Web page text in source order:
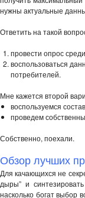
нужны актуальные
Ответить на такой
провести опрос
воспользоваться
потребителей.
Мне кажется второй
воспользуемся
проведем
Собственно, поехали.
Обзор лучших
Для качающихся не
дыры” и
насколько богат выбор